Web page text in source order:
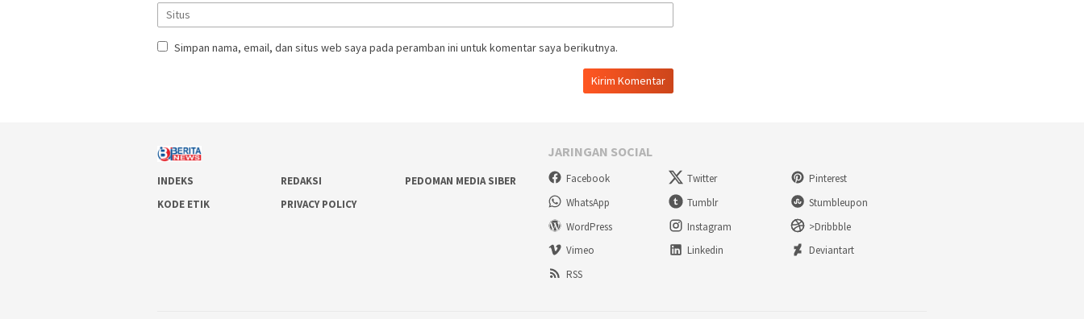
Simpan nama, email, dan situs web saya pada peramban ini untuk komentar saya berikutnya.
INDEKS REDAKSI
PEDOMAN MEDIA SIBER
KODE ETIK
PRIVACY POLICY
JARINGAN SOCIAL
Facebook Twitter
Pinterest
WhatsApp
Tumblr
Stumbleupon
WordPress
Instagram
>Dribbble
Vimeo
Linkedin
Deviantart
RSS